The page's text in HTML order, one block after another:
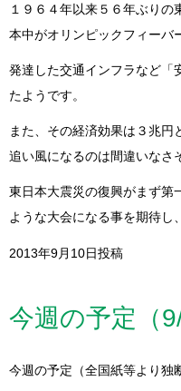
１９６４年以来５６年ぶりの
本中がオリンピックフィーバ
発達した交通インフラなど「
たようです。
また、その経済効果は３兆円
追い風になるのは間違いなさ
東日本大震災の復興がまず第
ような大会になる事を期待し
2013年9月10日投稿
今週の予定（
今週の予定（全国紙等より独